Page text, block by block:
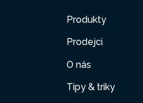
Produkty
Prodejci
O nás
Tipy & triky